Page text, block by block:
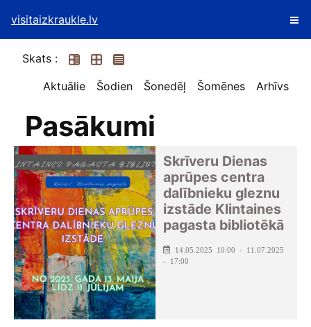
visitaizkraukle.lv
Skats :
Aktuālie
Šodien Šonedēļ Šomēnes Arhīvs
Pasākumi
Skrīveru Dienas
aprūpes centra
dalībnieku gleznu
izstāde Klintaines
pagasta bibliotēkā
14.05.2025 10:00 - 11.07.2025
- 17:00